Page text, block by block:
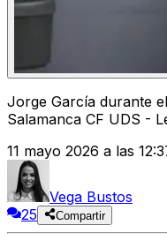
Jorge García durante
Salamanca CF UDS -
11 mayo 2026 a las
Vega Bustos
25
Compartir